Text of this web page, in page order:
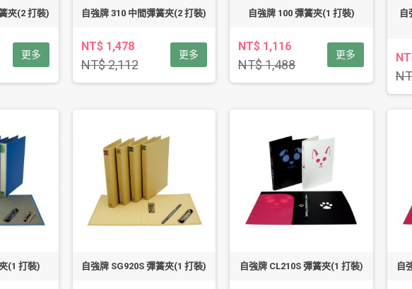
夾(2 打裝)
更多
自強牌 310 中間彈簧夾(2 打裝)
NT$ 1,478
NT$ 2,112
更多
自強牌 100 彈簧夾(1 打裝)
NT$ 1,116
NT$ 1,488
更多
自
(1 打裝) 自強牌 SG920S 彈簧夾(1 打裝) 自強牌 CL210S 彈簧夾(1 打裝) 自